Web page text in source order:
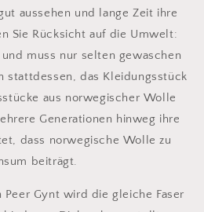
aussehen und lange Zeit ihre
Sie Rücksicht auf die Umwelt:
muss nur selten gewaschen
stattdessen, das Kleidungsstück
aus norwegischer Wolle
Generationen hinweg ihre
dass norwegische Wolle zu
beiträgt.
Peer Gynt wird die gleiche Faser